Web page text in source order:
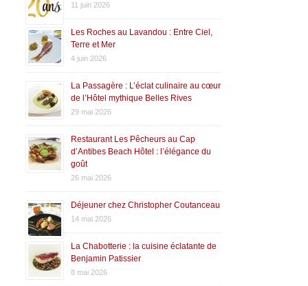
11 juin 2026
Les Roches au Lavandou : Entre Ciel,
Terre et Mer
4 juin 2026
La Passagère : L’éclat culinaire au cœur
de l’Hôtel mythique Belles Rives
29 mai 2026
Restaurant Les Pêcheurs au Cap
d’Antibes Beach Hôtel : l’élégance du
goût
26 mai 2026
Déjeuner chez Christopher Coutanceau
14 mai 2026
La Chabotterie : la cuisine éclatante de
Benjamin Patissier
8 mai 2026